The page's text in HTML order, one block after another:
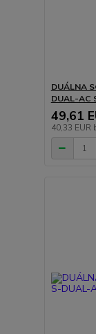
DUÁLNA
DUAL-AC
49,61
40,33 EUR